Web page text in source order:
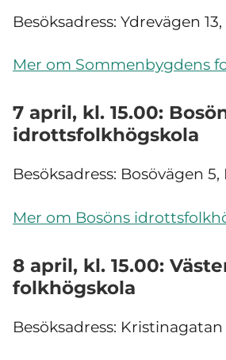
Besöksadress: Ydrevägen
Mer om Sommenbygdens
7 april, kl. 15.00:
idrottsfolkhögskola
Besöksadress: Bosövägen
Mer om Bosöns
8 april, kl. 15.00:
folkhögskola
Besöksadress: Kristinagatan